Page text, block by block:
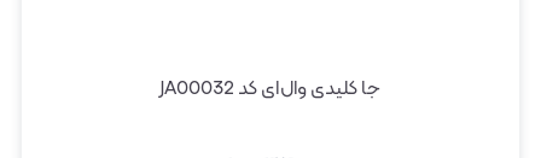
جا کلیدی وال‌ای کد JA00032